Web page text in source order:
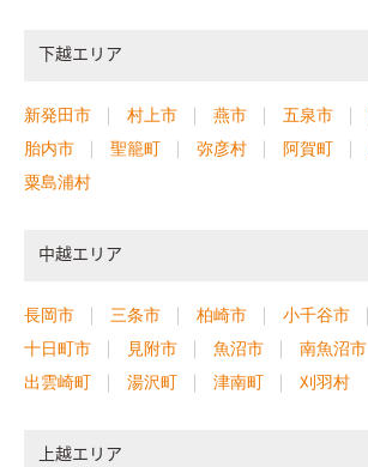
下越エリア
新発田市 村上市 燕市 五泉市
胎内市
聖籠町 弥彦村 阿賀町
粟島浦村
中越エリア
長岡市 三条市 柏崎市 小千谷市
十日町市
見附市 魚沼市 南魚沼市
出雲崎町
湯沢町 津南町 刈羽村
上越エリア